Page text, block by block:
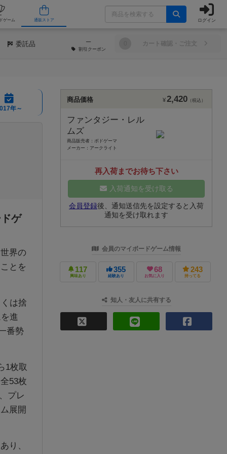
舗 人気ボードゲーム 通販ストア ログイン
委託品 ─
割引 クーポン
カート確認・ご注文
年～
ゲ
界の
とを
は捨
進
番勢
1枚取
53枚
プレ
展開
り、
商品価格 ¥2,420 （税込）
ファンタジー・レル
ムズ
商品販売者：ボドゲーマ
メーカー：アークライト
再入荷までお待ち下さい
入荷通知を受け取る
会員登録後、通知送信先を設定すると入荷
通知を受け取れます
会員のマイボードゲーム情報
117
興味あり
355
経験あり
68
お気に入り
243
持ってる
知人・友人に共有する